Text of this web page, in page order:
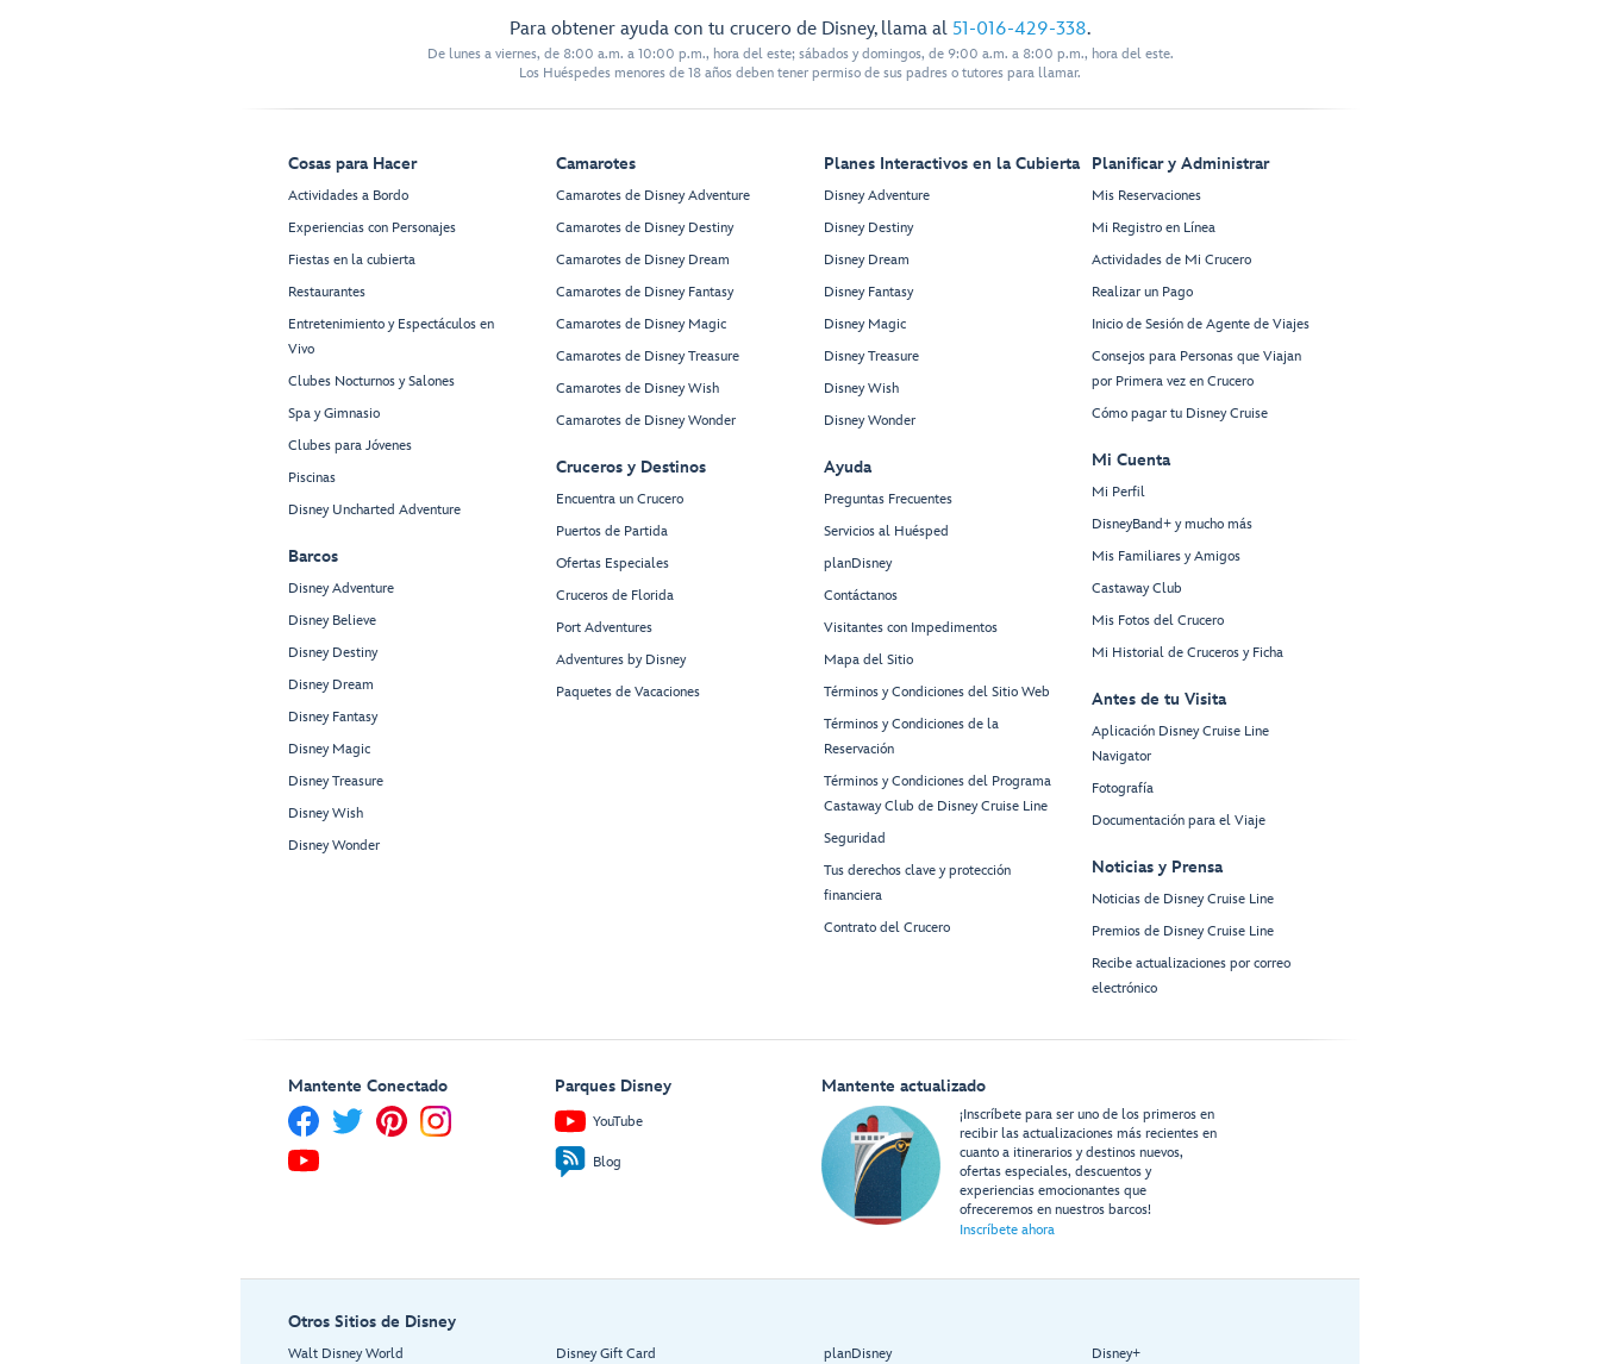
Para obtener ayuda con tu crucero de Disney, llama al 51-016-429-338.
De lunes a viernes, de 8:00 a.m. a 10:00 p.m., hora del este; sábados y domingos, de 9:00 a.m. a 8:00 p.m., hora del este.
Los Huéspedes menores de 18 años deben tener permiso de sus padres o tutores para llamar.
Cosas para Hacer
Actividades a Bordo
Experiencias con Personajes
Fiestas en la cubierta
Restaurantes
Entretenimiento y Espectáculos en
Vivo
Clubes Nocturnos y Salones
Spa y Gimnasio
Clubes para Jóvenes
Piscinas
Disney Uncharted Adventure
Barcos
Disney Adventure
Disney Believe
Disney Destiny
Disney Dream
Disney Fantasy
Disney Magic
Disney Treasure
Disney Wish
Disney Wonder
Camarotes
Camarotes de Disney Adventure
Camarotes de Disney Destiny
Camarotes de Disney Dream
Camarotes de Disney Fantasy
Camarotes de Disney Magic
Camarotes de Disney Treasure
Camarotes de Disney Wish
Camarotes de Disney Wonder
Cruceros y Destinos
Encuentra un Crucero
Puertos de Partida
Ofertas Especiales
Cruceros de Florida
Port Adventures
Adventures by Disney
Paquetes de Vacaciones
Planes Interactivos en la Cubierta
Disney Adventure
Disney Destiny
Disney Dream
Disney Fantasy
Disney Magic
Disney Treasure
Disney Wish
Disney Wonder
Ayuda
Preguntas Frecuentes
Servicios al Huésped
planDisney
Contáctanos
Visitantes con Impedimentos
Mapa del Sitio
Términos y Condiciones del Sitio Web
Términos y Condiciones de la
Reservación
Términos y Condiciones del Programa
Castaway Club de Disney Cruise Line
Seguridad
Tus derechos clave y protección
financiera
Contrato del Crucero
Planificar y Administrar
Mis Reservaciones
Mi Registro en Línea
Actividades de Mi Crucero
Realizar un Pago
Inicio de Sesión de Agente de Viajes
Consejos para Personas que Viajan
por Primera vez en Crucero
Cómo pagar tu Disney Cruise
Mi Cuenta
Mi Perfil
DisneyBand+ y mucho más
Mis Familiares y Amigos
Castaway Club
Mis Fotos del Crucero
Mi Historial de Cruceros y Ficha
Antes de tu Visita
Aplicación Disney Cruise Line
Navigator
Fotografía
Documentación para el Viaje
Noticias y Prensa
Noticias de Disney Cruise Line
Premios de Disney Cruise Line
Recibe actualizaciones por correo
electrónico
Mantente Conectado Parques Disney
YouTube
Blog
Mantente actualizado
¡Inscríbete para ser uno de los primeros en
recibir las actualizaciones más recientes en
cuanto a itinerarios y destinos nuevos,
ofertas especiales, descuentos y
experiencias emocionantes que
ofreceremos en nuestros barcos!
Inscríbete ahora
Otros Sitios de Disney
Walt Disney World Disney Gift Card planDisney Disney+